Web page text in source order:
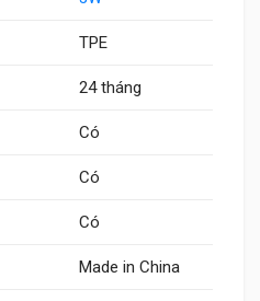
TPE
24 tháng
Có
Có
Có
Made in China